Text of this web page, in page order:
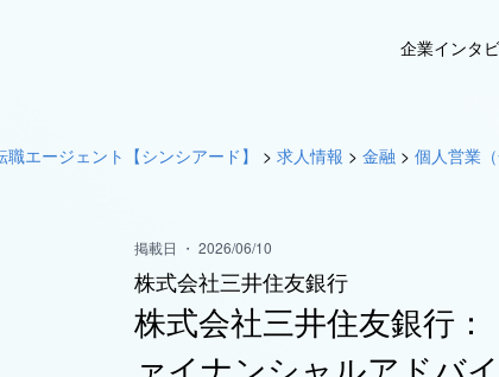
企業インタ
エージェント【シンシアード】 > 求人情報 > 金融 > 個人営業
掲載日 ・ 2026/06/10
株式会社三井住友銀行
株式会社三井住友銀行